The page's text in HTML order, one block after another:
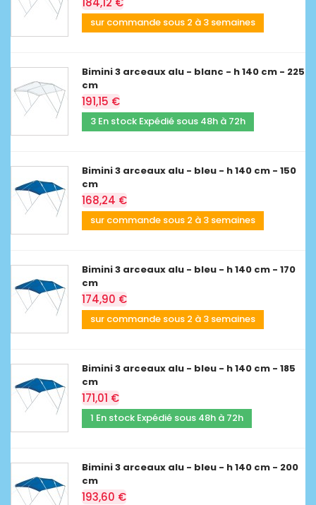
sur commande sous 2 à 3 semaines
Bimini 3 arceaux alu - blanc - h 140 cm - 225
cm
191,15 €
3 En stock Expédié sous 48h à 72h
Bimini 3 arceaux alu - bleu - h 140 cm - 150
cm
168,24 €
sur commande sous 2 à 3 semaines
Bimini 3 arceaux alu - bleu - h 140 cm - 170
cm
174,90 €
sur commande sous 2 à 3 semaines
Bimini 3 arceaux alu - bleu - h 140 cm - 185
cm
171,01 €
1 En stock Expédié sous 48h à 72h
Bimini 3 arceaux alu - bleu - h 140 cm - 200
cm
193,60 €